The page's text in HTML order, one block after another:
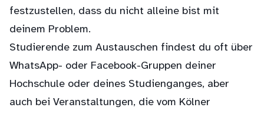
festzustellen, dass du nicht alleine bist mit
deinem Problem.
Studierende zum Austauschen findest du oft über
WhatsApp- oder Facebook-Gruppen deiner
Hochschule oder deines Studienganges, aber
auch bei Veranstaltungen, die vom Kölner